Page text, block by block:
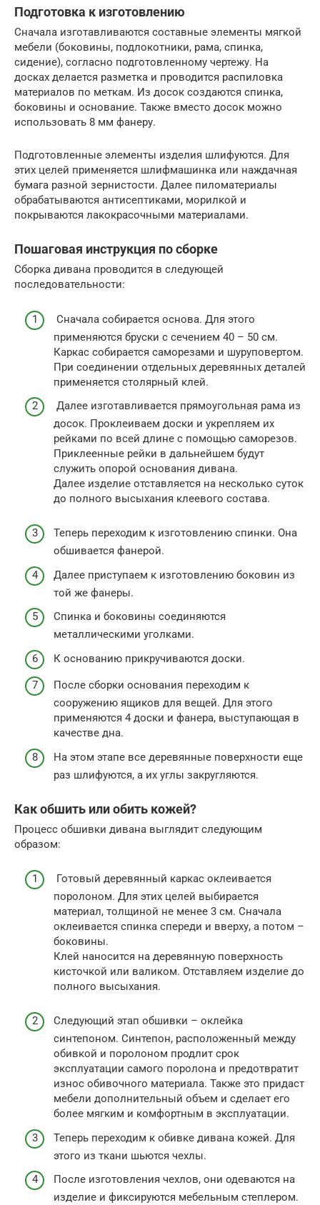
Подготовка к изготовлению
Сначала изготавливаются составные элементы мягкой
мебели (боковины, подлокотники, рама, спинка,
сидение), согласно подготовленному чертежу. На
досках делается разметка и проводится распиловка
материалов по меткам. Из досок создаются спинка,
боковины и основание. Также вместо досок можно
использовать 8 мм фанеру.
Подготовленные элементы изделия шлифуются. Для
этих целей применяется шлифмашинка или наждачная
бумага разной зернистости. Далее пиломатериалы
обрабатываются антисептиками, морилкой и
покрываются лакокрасочными материалами.
Пошаговая инструкция по сборке
Сборка дивана проводится в следующей
последовательности:
Сначала собирается основа. Для этого
применяются бруски с сечением 40 – 50 см.
Каркас собирается саморезами и шуруповертом.
При соединении отдельных деревянных деталей
применяется столярный клей.
Далее изготавливается прямоугольная рама из
досок. Проклеиваем доски и укрепляем их
рейками по всей длине с помощью саморезов.
Приклеенные рейки в дальнейшем будут
служить опорой основания дивана.
Далее изделие отставляется на несколько суток
до полного высыхания клеевого состава.
Теперь переходим к изготовлению спинки. Она
обшивается фанерой.
Далее приступаем к изготовлению боковин из
той же фанеры.
Спинка и боковины соединяются
металлическими уголками.
К основанию прикручиваются доски.
После сборки основания переходим к
сооружению ящиков для вещей. Для этого
применяются 4 доски и фанера, выступающая в
качестве дна.
На этом этапе все деревянные поверхности еще
раз шлифуются, а их углы закругляются.
Как обшить или обить кожей?
Процесс обшивки дивана выглядит следующим
образом:
Готовый деревянный каркас оклеивается
поролоном. Для этих целей выбирается
материал, толщиной не менее 3 см. Сначала
оклеивается спинка спереди и вверху, а потом –
боковины.
Клей наносится на деревянную поверхность
кисточкой или валиком. Отставляем изделие до
полного высыхания.
Следующий этап обшивки – оклейка
синтепоном. Синтепон, расположенный между
обивкой и поролоном продлит срок
эксплуатации самого поролона и предотвратит
износ обивочного материала. Также это придаст
мебели дополнительный объем и сделает его
более мягким и комфортным в эксплуатации.
Теперь переходим к обивке дивана кожей. Для
этого из ткани шьются чехлы.
После изготовления чехлов, они одеваются на
изделие и фиксируются мебельным степлером.